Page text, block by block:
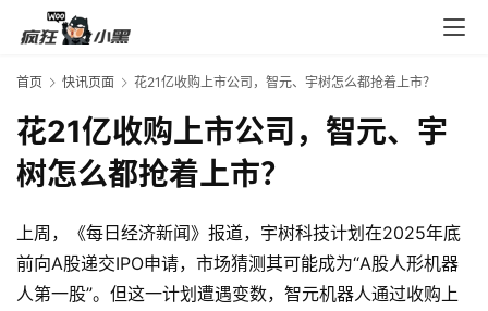
口
券
码
中
资
首页 快讯页面 花21亿收购上市公司，智元、宇树怎么都抢着上市？
花21亿收购上市公司，智元、宇
树怎么都抢着上市？
上周，《每日经济新闻》报道，宇树科技计划在2025年底
前向A股递交IPO申请，市场猜测其可能成为“A股人形机器
人第一股”。但这一计划遭遇变数，智元机器人通过收购上